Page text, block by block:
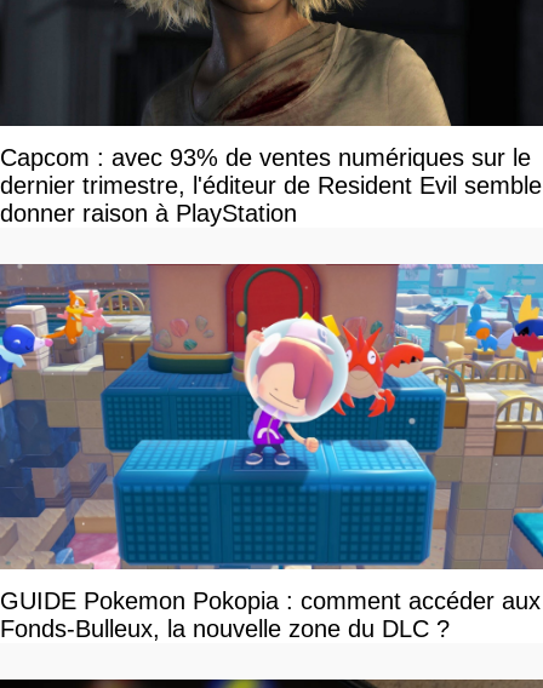
Capcom : avec 93% de ventes numériques sur le
dernier trimestre, l'éditeur de Resident Evil semble
donner raison à PlayStation
GUIDE Pokemon Pokopia : comment accéder aux
Fonds-Bulleux, la nouvelle zone du DLC ?